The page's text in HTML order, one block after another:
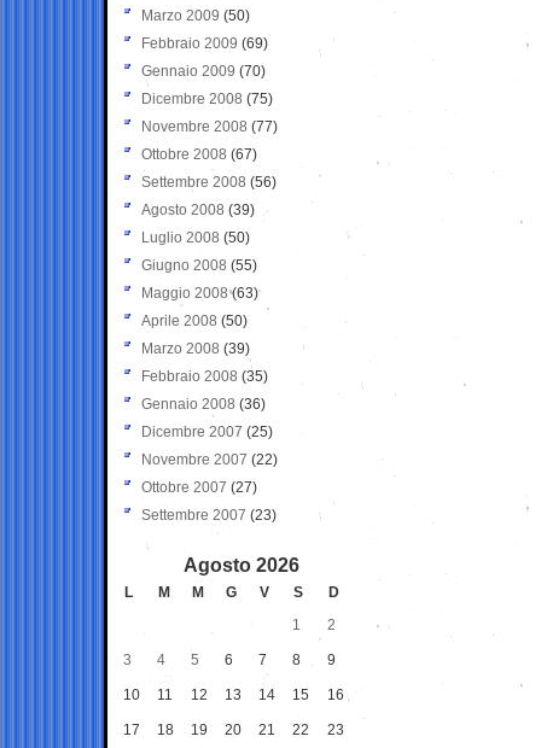
Marzo 2009 (50)
Febbraio 2009 (69)
Gennaio 2009 (70)
Dicembre 2008 (75)
Novembre 2008 (77)
Ottobre 2008 (67)
Settembre 2008 (56)
Agosto 2008 (39)
Luglio 2008 (50)
Giugno 2008 (55)
Maggio 2008(63)
Aprile 2008 (50)
Marzo 2008 (39)
Febbraio 2008 (35)
Gennaio 2008 (36)
Dicembre 2007 (25)
Novembre 2007 (22)
Ottobre 2007 (27)
Settembre 2007 (23)
Agosto 2026
L M M G V S
D
1
2
3 4 5 6 7 8 9
10 11 12 13 14 15 16
17 18 19 20 21 22 23